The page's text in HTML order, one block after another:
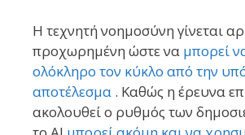
Η τεχνητή νοημοσύνη γίνεται
προχωρημένη ώστε να μπορεί
ολόκληρο τον κύκλο από την
αποτέλεσμα . Καθώς η έρευνα
ακολουθεί ο ρυθμός των